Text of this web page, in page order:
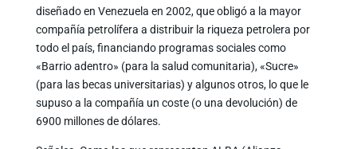
diseñado en Venezuela en 2002, que obligó a la mayor
compañía petrolífera a distribuir la riqueza petrolera por
todo el país, financiando programas sociales como
«Barrio adentro» (para la salud comunitaria), «Sucre»
(para las becas universitarias) y algunos otros, lo que le
supuso a la compañía un coste (o una devolución) de
6900 millones de dólares.